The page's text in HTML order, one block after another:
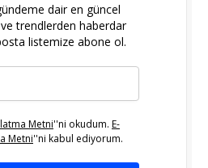
dair en güncel
trendlerden haberdar
listemize abone ol.
Metni''ni okudum. E-
Metni''ni kabul ediyorum.